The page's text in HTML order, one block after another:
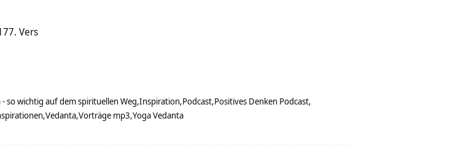
Vers
so wichtig auf dem spirituellen Weg Inspiration Podcast Positives Denken Podcast
Vedanta Vorträge mp3 Yoga Vedanta